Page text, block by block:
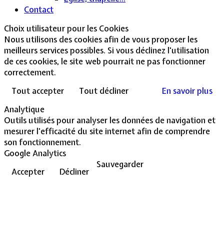
Contact
Choix utilisateur pour les Cookies
Nous utilisons des cookies afin de vous proposer les
meilleurs services possibles. Si vous déclinez l'utilisation
de ces cookies, le site web pourrait ne pas fonctionner
correctement.
Tout accepter
Tout décliner
En savoir plus
Analytique
Outils utilisés pour analyser les données de navigation et
mesurer l'efficacité du site internet afin de comprendre
son fonctionnement.
Google Analytics
Accepter
Décliner
Sauvegarder